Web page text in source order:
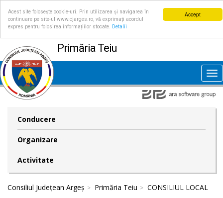
Accept
Acest site folosește cookie-uri. Prin utilizarea și navigarea în
continuare pe site-ul www.cjarges.ro, vă exprimați acordul
expres pentru folosirea informațiilor stocate.
Detalii
Primăria Teiu
Conducere
Organizare
Activitate
Consiliul Județean Argeș Primăria Teiu CONSILIUL LOCAL